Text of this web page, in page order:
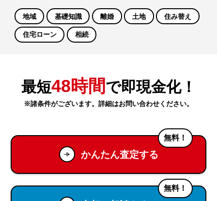
地域 基礎知識 離婚 土地 住み替え
住宅ローン 相続
最短48時間で即現金化！
※諸条件がございます。詳細はお問い合わせください。
かんたん査定する
無料！
無料！